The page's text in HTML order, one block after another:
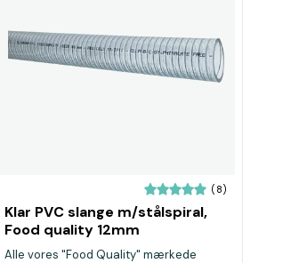
(8)
Klar PVC slange m/stålspiral,
Food quality 12mm
Alle vores "Food Quality" mærkede